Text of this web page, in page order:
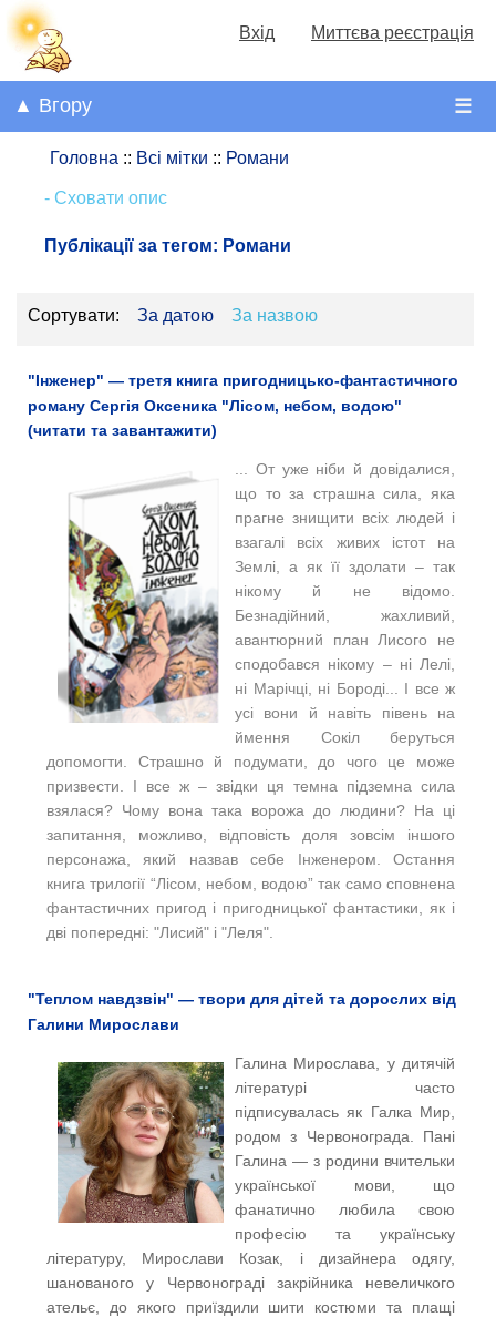
Вхід Миттєва реєстрація
☰
▲ Вгору
Головна :: Всі мітки :: Романи
- Сховати опис
Публікації за тегом: Романи
Сортувати: За датою За назвою
"Інженер" — третя книга пригодницько-фантастичного
роману Сергія Оксеника "Лісом, небом, водою"
(читати та завантажити)
... От уже ніби й довідалися,
що то за страшна сила, яка
прагне знищити всіх людей і
взагалі всіх живих істот на
Землі, а як її здолати – так
нікому й не відомо.
Безнадійний, жахливий,
авантюрний план Лисого не
сподобався нікому – ні Лелі,
ні Марічці, ні Бороді... І все ж
усі вони й навіть півень на
ймення Сокіл беруться
допомогти. Страшно й подумати, до чого це може
призвести. І все ж – звідки ця темна підземна сила
взялася? Чому вона така ворожа до людини? На ці
запитання, можливо, відповість доля зовсім іншого
персонажа, який назвав себе Інженером. Остання
книга трилогії “Лісом, небом, водою” так само сповнена
фантастичних пригод і пригодницької фантастики, як і
дві попередні: "Лисий" і "Леля".
"Теплом навдзвін" — твори для дітей та дорослих від
Галини Мирослави
Галина Мирослава, у дитячій
літературі часто
підписувалась як Галка Мир,
родом з Червонограда. Пані
Галина — з родини вчительки
української мови, що
фанатично любила свою
професію та українську
літературу, Мирослави Козак, і дизайнера одягу,
шанованого у Червонограді закрійника невеличкого
ательє, до якого приїздили шити костюми та плащі